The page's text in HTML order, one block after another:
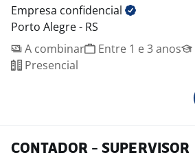
Empresa confidencial
Porto Alegre - RS
A combinar
Entre 1 e 3 anos
Presencial
CONTADOR - SUPERVISOR